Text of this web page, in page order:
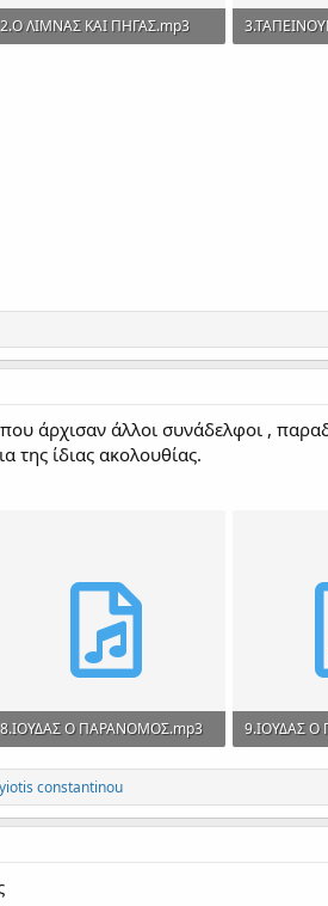
2.Ο ΛΙΜΝΑΣ ΚΑΙ ΠΗΓΑΣ.mp3
άρχισαν άλλοι συνάδελφοι ,
της ίδιας ακολουθίας.
8.ΙΟΥΔΑΣ Ο ΠΑΡΑΝΟΜΟΣ.mp3
2.9 MB · Views: 281
9.ΙΟΥΔΑΣ
2 MB ·
constantinou